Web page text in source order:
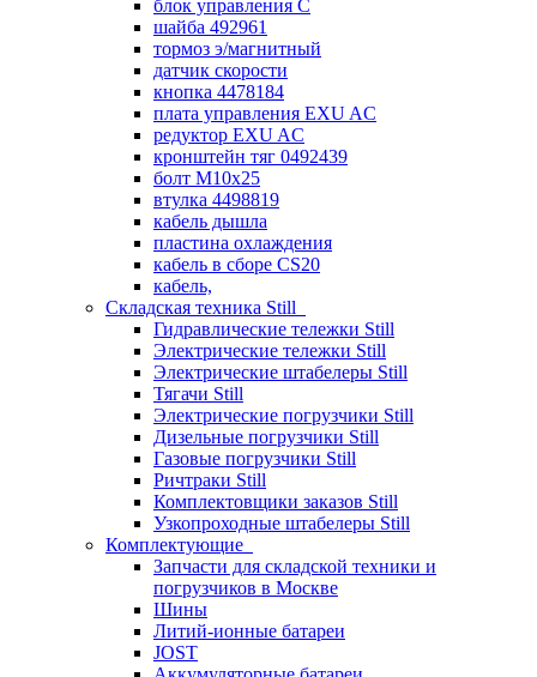
блок управления С
шайба 492961
тормоз э/магнитный
датчик скорости
кнопка 4478184
плата управления EXU AC
редуктор EXU AC
кронштейн тяг 0492439
болт М10х25
втулка 4498819
кабель дышла
пластина охлаждения
кабель в сборе CS20
кабель,
Складская техника Still
Гидравлические тележки Still
Электрические тележки Still
Электрические штабелеры Still
Тягачи Still
Электрические погрузчики Still
Дизельные погрузчики Still
Газовые погрузчики Still
Ричтраки Still
Комплектовщики заказов Still
Узкопроходные штабелеры Still
Комплектующие
Запчасти для складской техники и
погрузчиков в Москве
Шины
Литий-ионные батареи
JOST